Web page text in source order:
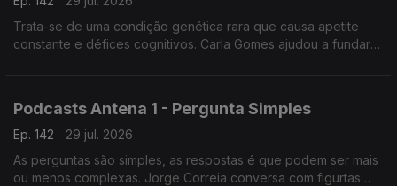
Trata-se de uma condição genética rara que causa apetite
constante e défices cognitivos. Carla Gomes ajudou a fundar
Podcasts Antena 1 - Pergunta Simples
Ep. 142
29 jul. 2026
As perguntas são simples, as respostas é que podem ser mais
ou menos complexas. Jorge Correia conversa com figurtas